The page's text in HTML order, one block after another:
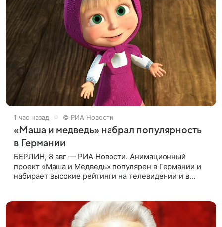
1 час назад © РИА Новости
«Маша и медведь» набрал популярность
в Германии
БЕРЛИН, 8 авг — РИА Новости. Анимационный
проект «Маша и Медведь» популярен в Германии и
набирает высокие рейтинги на телевидении и в